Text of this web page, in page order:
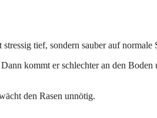
tief, sondern sauber auf normale
kommt er schlechter an den
den Rasen unnötig.